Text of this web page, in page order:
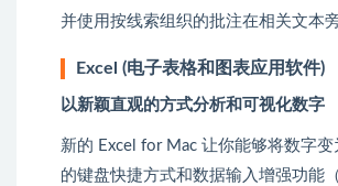
并使用按线索组织的批注在相关文本
Excel (电子表格和图表应用软件)
以新颖直观的方式分析和可视化数字
新的 Excel for Mac 让你能够将数字
的键盘快捷方式和数据输入增强功能